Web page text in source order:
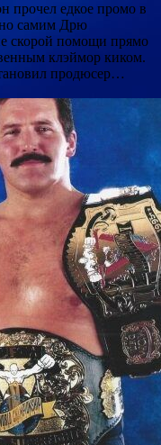
прочел едкое промо в
самим Дрю
скорой помощи прямо
клэймор киком.
продюсер…